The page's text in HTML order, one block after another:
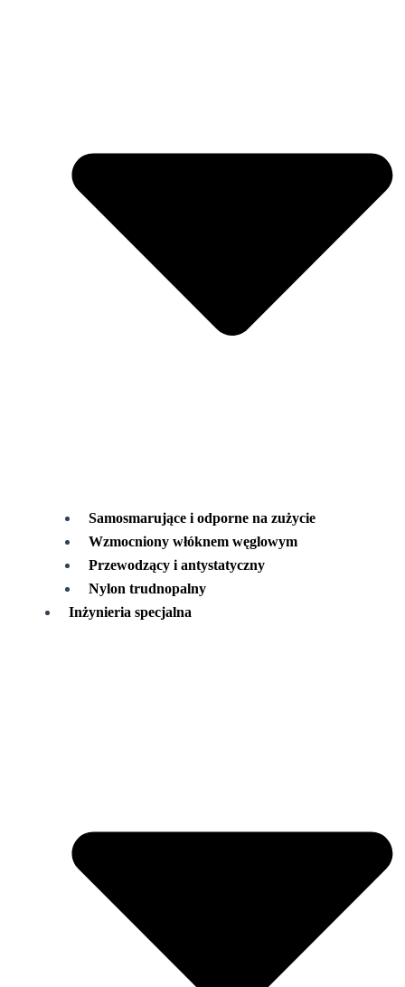
Samosmarujące i odporne na zużycie
Wzmocniony włóknem węglowym
Przewodzący i antystatyczny
Nylon trudnopalny
Inżynieria specjalna